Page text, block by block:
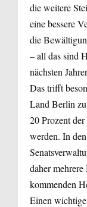
die weitere
eine bessere
die
– all das sind
nächsten
Das trifft
Land Berlin
20 Prozent
werden. In
daher
kommenden
Einen